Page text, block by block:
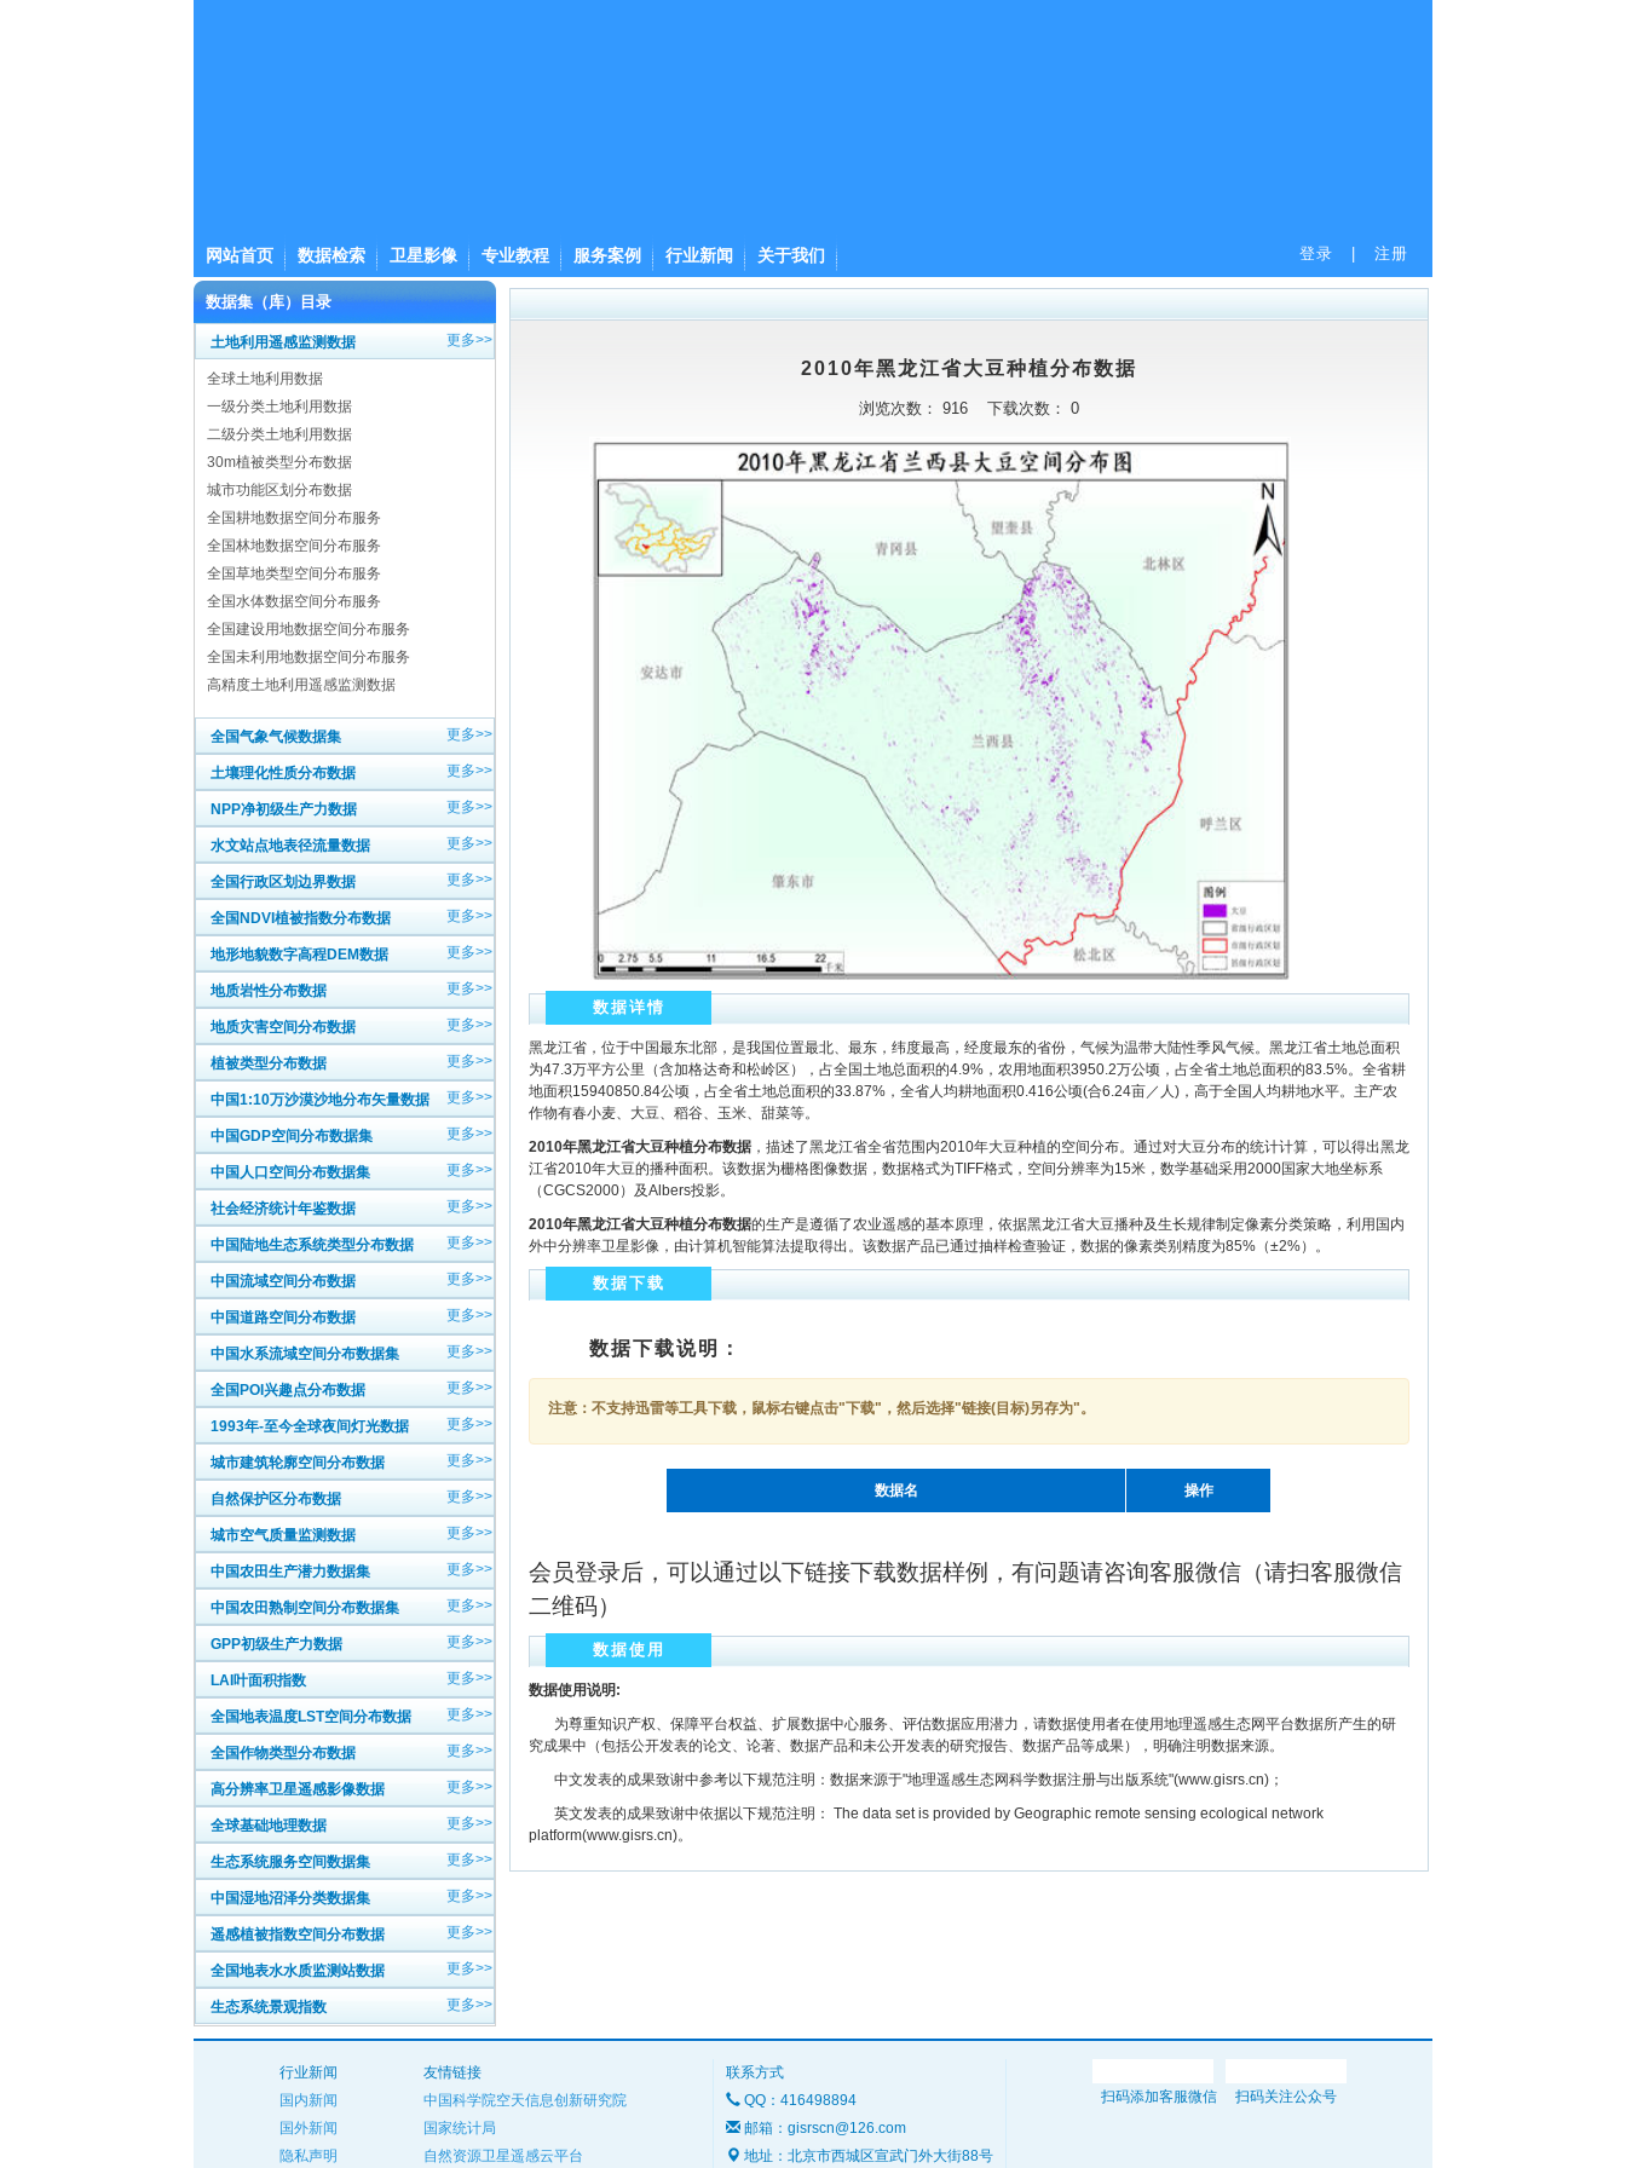
网站首页 数据检索 卫星影像 专业教程 服务案例 行业新闻 关于我们 登录 注册
数据集（库）目录
土地利用遥感监测数据 更多>>
全球土地利用数据
一级分类土地利用数据
二级分类土地利用数据
30m植被类型分布数据
城市功能区划分布数据
全国耕地数据空间分布服务
全国林地数据空间分布服务
全国草地类型空间分布服务
全国水体数据空间分布服务
全国建设用地数据空间分布服务
全国未利用地数据空间分布服务
高精度土地利用遥感监测数据
全国气象气候数据集 更多>>
土壤理化性质分布数据 更多>>
NPP净初级生产力数据 更多>>
水文站点地表径流量数据 更多>>
全国行政区划边界数据 更多>>
全国NDVI植被指数分布数据 更多>>
地形地貌数字高程DEM数据 更多>>
地质岩性分布数据 更多>>
地质灾害空间分布数据 更多>>
植被类型分布数据 更多>>
中国1:10万沙漠沙地分布矢量数据 更多>>
中国GDP空间分布数据集 更多>>
中国人口空间分布数据集 更多>>
社会经济统计年鉴数据 更多>>
中国陆地生态系统类型分布数据 更多>>
中国流域空间分布数据 更多>>
中国道路空间分布数据 更多>>
中国水系流域空间分布数据集 更多>>
全国POI兴趣点分布数据 更多>>
1993年-至今全球夜间灯光数据 更多>>
城市建筑轮廓空间分布数据 更多>>
自然保护区分布数据 更多>>
城市空气质量监测数据 更多>>
中国农田生产潜力数据集 更多>>
中国农田熟制空间分布数据集 更多>>
GPP初级生产力数据 更多>>
LAI叶面积指数 更多>>
全国地表温度LST空间分布数据 更多>>
全国作物类型分布数据 更多>>
高分辨率卫星遥感影像数据 更多>>
全球基础地理数据 更多>>
生态系统服务空间数据集 更多>>
中国湿地沼泽分类数据集 更多>>
遥感植被指数空间分布数据 更多>>
全国地表水水质监测站数据 更多>>
生态系统景观指数 更多>>
2010年黑龙江省大豆种植分布数据
浏览次数： 916 下载次数： 0
数据详情
黑龙江省，位于中国最东北部，是我国位置最北、最东，纬度最高，经度最东的省份，气候为温带大陆性季风气候。黑龙江省土地总面积
为47.3万平方公里（含加格达奇和松岭区），占全国土地总面积的4.9%，农用地面积3950.2万公顷，占全省土地总面积的83.5%。全省耕
地面积15940850.84公顷，占全省土地总面积的33.87%，全省人均耕地面积0.416公顷(合6.24亩／人)，高于全国人均耕地水平。主产农
作物有春小麦、大豆、稻谷、玉米、甜菜等。
2010年黑龙江省大豆种植分布数据 ，描述了黑龙江省全省范围内2010年大豆种植的空间分布。通过对大豆分布的统计计算，可以得出黑龙
江省2010年大豆的播种面积。该数据为栅格图像数据，数据格式为TIFF格式，空间分辨率为15米，数学基础采用2000国家大地坐标系
（CGCS2000）及Albers投影。
2010年黑龙江省大豆种植分布数据的生产是遵循了农业遥感的基本原理，依据黑龙江省大豆播种及生长规律制定像素分类策略，利用国内
外中分辨率卫星影像，由计算机智能算法提取得出。该数据产品已通过抽样检查验证，数据的像素类别精度为85%（±2%）。
数据下载
数据下载说明：
注意：不支持迅雷等工具下载，鼠标右键点击"下载"，然后选择"链接(目标)另存为"。
数据名 操作
会员登录后，可以通过以下链接下载数据样例，有问题请咨询客服微信（请扫客服微信
二维码）
数据使用
数据使用说明:
为尊重知识产权、保障平台权益、扩展数据中心服务、评估数据应用潜力，请数据使用者在使用地理遥感生态网平台数据所产生的研
究成果中（包括公开发表的论文、论著、数据产品和未公开发表的研究报告、数据产品等成果），明确注明数据来源。
中文发表的成果致谢中参考以下规范注明：数据来源于"地理遥感生态网科学数据注册与出版系统"(www.gisrs.cn)；
英文发表的成果致谢中依据以下规范注明： The data set is provided by Geographic remote sensing ecological network
platform(www.gisrs.cn)。
行业新闻
国内新闻
国外新闻
隐私声明
友情链接
中国科学院空天信息创新研究院
国家统计局
自然资源卫星遥感云平台
联系方式
QQ：416498894
邮箱：gisrscn@126.com
地址：北京市西城区宣武门外大街88号
扫码添加客服微信 扫码关注公众号